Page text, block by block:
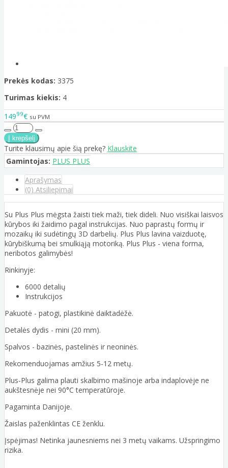
Prekės kodas: 3375
Turimas kiekis: 4
14999€ su PVM
Turite klausimų apie šią prekę? Klauskite
Gamintojas: PLUS PLUS
Aprašymas
(0) Atsiliepimai
Su Plus Plus mėgsta žaisti tiek maži, tiek dideli. Nuo visiškai laisvos
kūrybos iki žaidimo pagal instrukcijas. Nuo paprastų formų ir
mozaikų iki sudėtingų 3D darbelių. Plus Plus lavina vaizduotę,
kūrybiškumą bei smulkiąją motoriką. Plus Plus - viena forma,
neribotos galimybės!
Rinkinyje:
6000 detalių
Instrukcijos
Pakuotė - patogi, plastikinė daiktadėžė.
Detalės dydis - mini (20 mm).
Spalvos - bazinės, pastelinės ir neoninės.
Rekomenduojamas amžius 5-12 metų.
Plus-Plus galima plauti skalbimo mašinoje arba indaplovėje ne
aukštesnėje nei 90°C temperatūroje.
Pagaminta Danijoje.
Žaislas paženklintas CE ženklu.
Įspėjimas! Netinka jaunesniems nei 3 metų vaikams. Užspringimo
rizika.